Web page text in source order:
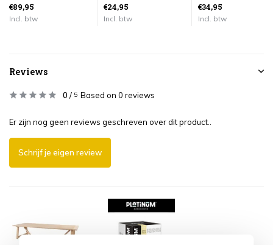
€89,95
Incl. btw
€24,95
Incl. btw
€34,95
Incl. btw
Reviews
0 / 5 Based on 0 reviews
Er zijn nog geen reviews geschreven over dit product..
Schrijf je eigen review